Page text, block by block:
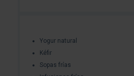
Yogur natural
Kéfir
Sopas frías